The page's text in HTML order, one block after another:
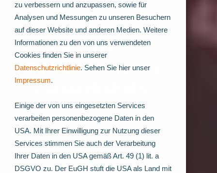
zu verbessern und anzupassen, sowie für
Analysen und Messungen zu unseren Besuchern
auf dieser Website und anderen Medien. Weitere
Informationen zu den von uns verwendeten
Cookies finden Sie in unserer
Datenschutzrichtlinie. Sehen Sie hier unser
Impressum.
Einige der von uns eingesetzten Services
verarbeiten personenbezogene Daten in den
USA. Mit Ihrer Einwilligung zur Nutzung dieser
Services stimmen Sie auch der Verarbeitung
Ihrer Daten in den USA gemäß Art. 49 (1) lit. a
DSGVO zu. Der EuGH stuft die USA als Land mit
Prüfung der
Schweißnaht von
Unterseekabeln